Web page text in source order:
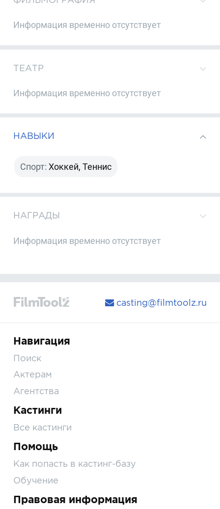
Информация временно отсутствует
ТЕАТР
Информация временно отсутствует
НАВЫКИ
Спорт: Хоккей, Теннис
НАГРАДЫ
Информация временно отсутствует
casting@filmtoolz.ru
Навигация
Поиск
Актерам
Агентства
Кастинги
Все кастинги
Помощь
Как попасть в кастинг-базу
Обучение
Правовая информация